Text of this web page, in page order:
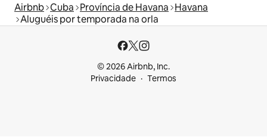
Airbnb Cuba Província de Havana Havana
Aluguéis por temporada na orla
© 2026 Airbnb, Inc.
Privacidade
Termos